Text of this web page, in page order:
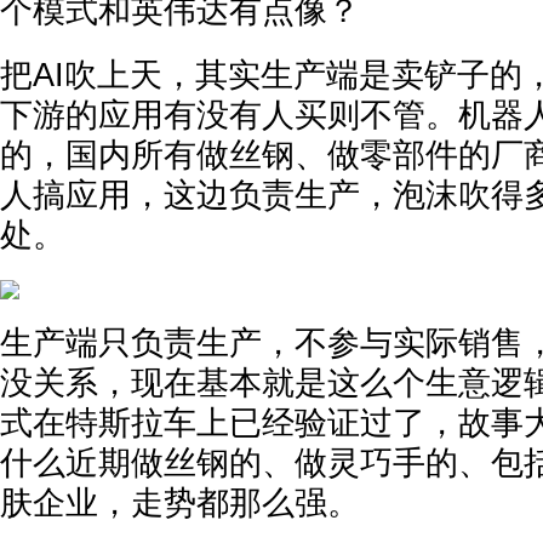
个模式和英伟达有点像？
把AI吹上天，其实生产端是卖铲子的
下游的应用有没有人买则不管。机器
的，国内所有做丝钢、做零部件的厂
人搞应用，这边负责生产，泡沫吹得
处。
生产端只负责生产，不参与实际销售
没关系，现在基本就是这么个生意逻
式在特斯拉车上已经验证过了，故事
什么近期做丝钢的、做灵巧手的、包
肤企业，走势都那么强。